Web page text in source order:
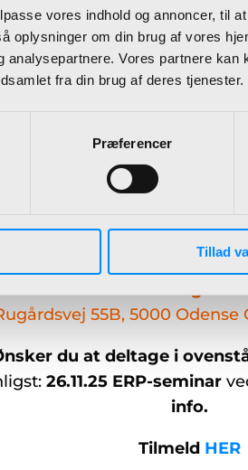
vores indhold og annoncer, til
oplysninger om din brug af vores
analysepartnere. Vores partnere
fra din brug af deres tjenester.
Præferencer
Tillad
BDL din daglige
under og efter skiftet, så
frem– vi guider dig til
mod en mere effektiv
Business Central On-
55B, 5000 Odense
du at deltage i
26.11.25 ERP-seminar
info.
Tilmeld HER